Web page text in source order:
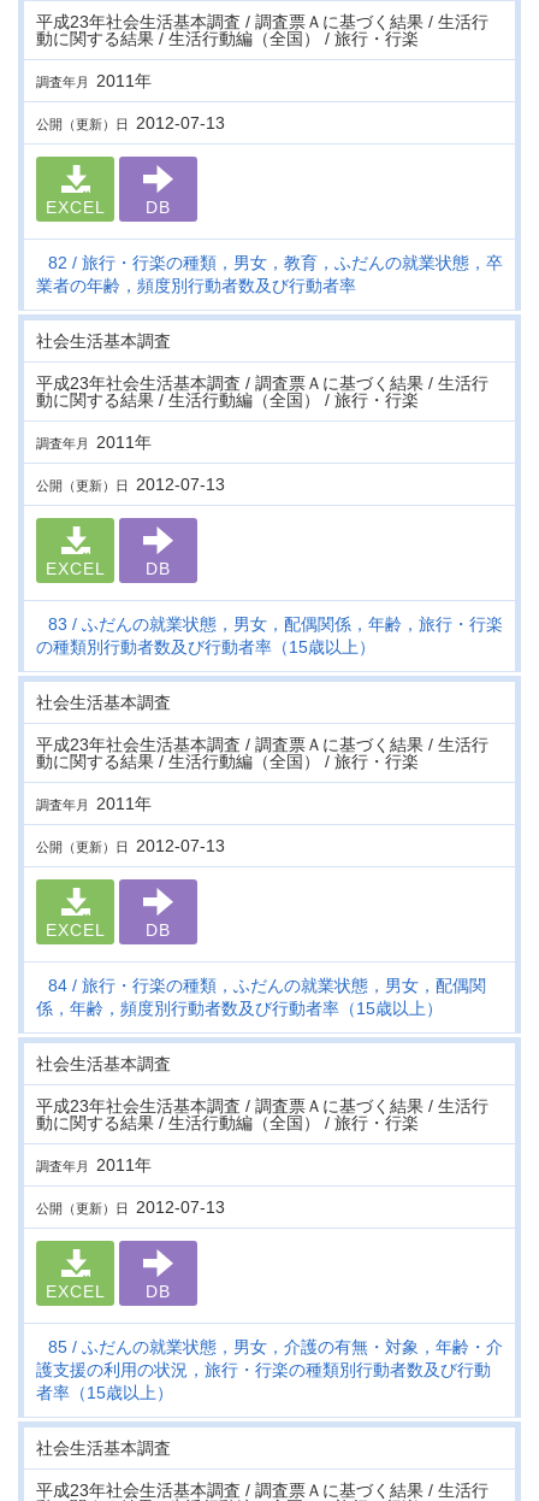
平成23年社会生活基本調査 / 調査票Ａに基づく結果 / 生活行
動に関する結果 / 生活行動編（全国） / 旅行・行楽
調査年月 2011年
公開（更新）日 2012-07-13
EXCEL DB
82
旅行・行楽の種類，男女，教育，ふだんの就業状態，卒
業者の年齢，頻度別行動者数及び行動者率
社会生活基本調査
平成23年社会生活基本調査 / 調査票Ａに基づく結果 / 生活行
動に関する結果 / 生活行動編（全国） / 旅行・行楽
調査年月 2011年
公開（更新）日 2012-07-13
EXCEL DB
83
ふだんの就業状態，男女，配偶関係，年齢，旅行・行楽
の種類別行動者数及び行動者率（15歳以上）
社会生活基本調査
平成23年社会生活基本調査 / 調査票Ａに基づく結果 / 生活行
動に関する結果 / 生活行動編（全国） / 旅行・行楽
調査年月 2011年
公開（更新）日 2012-07-13
EXCEL DB
84
旅行・行楽の種類，ふだんの就業状態，男女，配偶関
係，年齢，頻度別行動者数及び行動者率（15歳以上）
社会生活基本調査
平成23年社会生活基本調査 / 調査票Ａに基づく結果 / 生活行
動に関する結果 / 生活行動編（全国） / 旅行・行楽
調査年月 2011年
公開（更新）日 2012-07-13
EXCEL DB
85
ふだんの就業状態，男女，介護の有無・対象，年齢・介
護支援の利用の状況，旅行・行楽の種類別行動者数及び行動
者率（15歳以上）
社会生活基本調査
平成23年社会生活基本調査 / 調査票Ａに基づく結果 / 生活行